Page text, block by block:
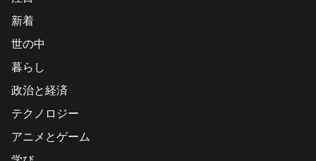
新着
世の中
暮らし
政治と経済
テクノロジー
アニメとゲーム